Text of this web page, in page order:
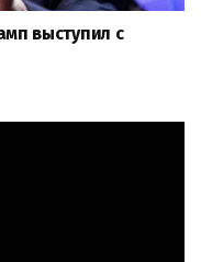
выступил с